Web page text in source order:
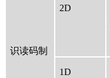
识读码制
2D
1D